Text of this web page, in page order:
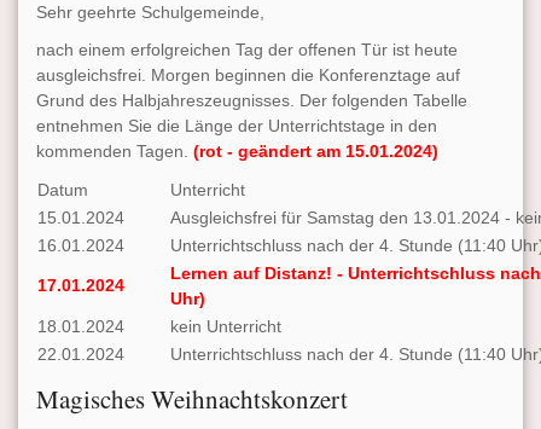
Sehr geehrte Schulgemeinde,
nach einem erfolgreichen Tag der offenen Tür ist heute
ausgleichsfrei. Morgen beginnen die Konferenztage auf
Grund des Halbjahreszeugnisses. Der folgenden Tabelle
entnehmen Sie die Länge der Unterrichtstage in den
kommenden Tagen. (rot - geändert am 15.01.2024)
Datum
Unterricht
15.01.2024
Ausgleichsfrei für Samstag den 13.01.2024 -
16.01.2024
Unterrichtschluss nach der 4. Stunde (11:40
17.01.2024
Lernen auf Distanz! - Unterrichtschluss
Uhr)
18.01.2024
kein Unterricht
22.01.2024
Unterrichtschluss nach der 4. Stunde (11:40
Magisches Weihnachtskonzert